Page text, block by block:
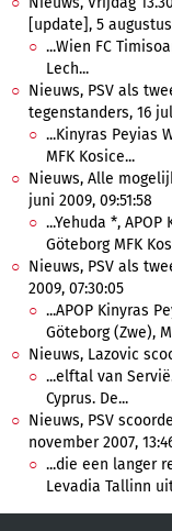
[update], 5 augustus
...Wien FC
Lech...
Nieuws, PSV als
tegenstanders, 16
...Kinyras Peyias
MFK Kosice...
Nieuws, Alle
juni 2009, 09:51:58
...Yehuda *,
Göteborg MFK
Nieuws, PSV als
2009, 07:30:05
...APOP Kinyras
Göteborg (Zwe),
Nieuws, Lazovic
...elftal van
Cyprus. De...
Nieuws, PSV
november 2007,
...die een langer
Levadia Tallinn